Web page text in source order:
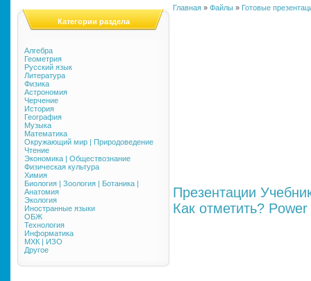
Категории раздела
Алгебра
Геометрия
Русский язык
Литература
Физика
Астрономия
Черчение
История
География
Музыка
Математика
Окружающий мир | Природоведение
Чтение
Экономика | Обществознание
Физическая культура
Химия
Биология | Зоология | Ботаника |
Анатомия
Экология
Иностранные языки
ОБЖ
Технология
Информатика
МХК | ИЗО
Другое
Главная » Файлы » Готовые
Презентации
Как отметить?